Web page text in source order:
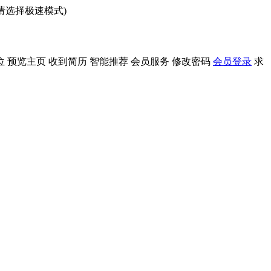
选择极速模式)
预览主页 收到简历 智能推荐 会员服务 修改密码 会员登录 求